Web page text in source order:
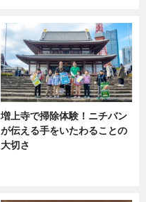
増上寺で掃除体験！ニチバン
が伝える手をいたわることの
大切さ